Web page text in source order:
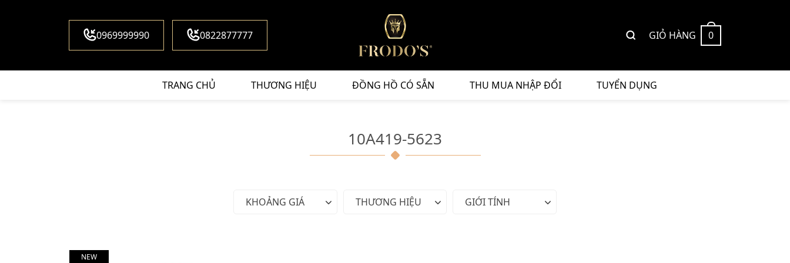
0969999990 0822877777 GIỎ HÀNG 0
TRANG CHỦ THƯƠNG HIỆU ĐỒNG HỒ CÓ SẴN THU MUA NHẬP ĐỔI TUYỂN DỤNG
10A419-5623
KHOẢNG GIÁ THƯƠNG HIỆU GIỚI TÍNH
NEW